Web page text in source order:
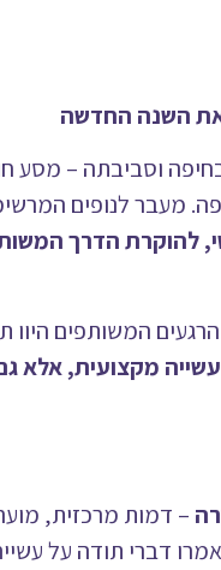
את השנה החדשה
בחיפה וסביבתה – מסע
מעבר לנופים
להוקרת הדרך
המשותפים היוו
מקצועית, אלא
– דמות מרכזית,
דברי תודה על